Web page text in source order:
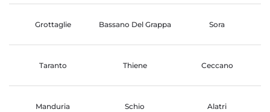
Grottaglie Bassano Del Grappa Sora
Taranto Thiene Ceccano
Manduria Schio Alatri